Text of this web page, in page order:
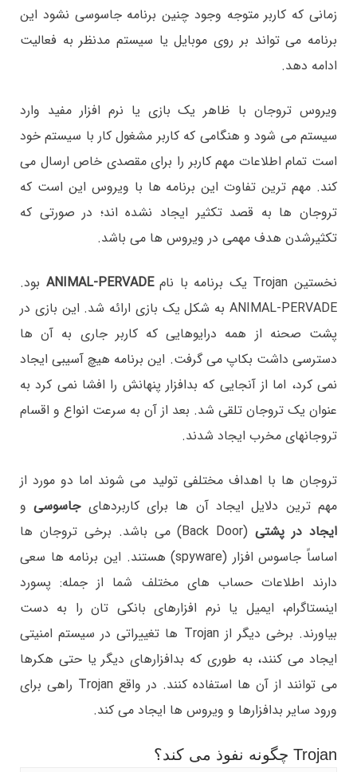
زمانی که کاربر متوجه وجود چنین برنامه جاسوسی نشود این
برنامه می تواند بر روی موبایل یا سیستم مدنظر به فعالیت
ادامه دهد.
ویروس تروجان با ظاهر یک بازی یا نرم افزار مفید وارد
سیستم می شود و هنگامی که کاربر مشغول کار با سیستم خود
است تمام اطلاعات مهم کاربر را برای مقصدی خاص ارسال می
کند. مهم ترین تفاوت این برنامه ها با ویروس این است که
تروجان ها به قصد تکثیر ایجاد نشده اند؛ در صورتی که
تکثیرشدن هدف مهمی در ویروس ها می باشد.
نخستین Trojan یک برنامه با نام ANIMAL-PERVADE بود.
ANIMAL-PERVADE به شکل یک بازی ارائه شد. این بازی در
پشت صحنه از همه درایوهایی که کاربر جاری به آن ها
دسترسی داشت بکاپ می گرفت. این برنامه هیچ آسیبی ایجاد
نمی کرد، اما از آنجایی که بدافزار پنهانش را افشا نمی کرد به
عنوان یک تروجان تلقی شد. بعد از آن به سرعت انواع و اقسام
تروجانهای مخرب ایجاد شدند.
تروجان ها با اهداف مختلفی تولید می شوند اما دو مورد از
مهم ترین دلایل ایجاد آن ها برای کاربردهایجاسوسی و
ایجاد در پشتی
(Back Door) می باشد. برخی تروجان ها
اساساً جاسوس افزار (spyware) هستند. این برنامه ها سعی
دارند اطلاعات حساب های مختلف شما از جمله: پسورد
اینستاگرام، ایمیل یا نرم افزارهای بانکی تان را به دست
بیاورند. برخی دیگر از Trojan ها تغییراتی در سیستم امنیتی
ایجاد می کنند، به طوری که بدافزارهای دیگر یا حتی هکرها
می توانند از آن ها استفاده کنند. در واقع Trojan راهی برای
ورود سایر بدافزارها و ویروس ها ایجاد می کند.
Trojan چگونه نفوذ می کند؟